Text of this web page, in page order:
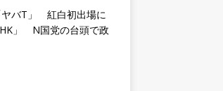
ヤバT」 紅白初出場に
」 N国党の台頭で政